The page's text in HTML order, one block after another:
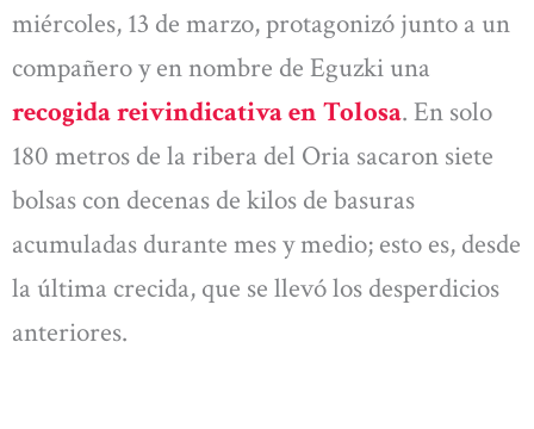
miércoles, 13 de marzo, protagonizó junto a un
compañero y en nombre de Eguzki una
recogida reivindicativa en Tolosa. En solo
180 metros de la ribera del Oria sacaron siete
bolsas con decenas de kilos de basuras
acumuladas durante mes y medio; esto es, desde
la última crecida, que se llevó los desperdicios
anteriores.